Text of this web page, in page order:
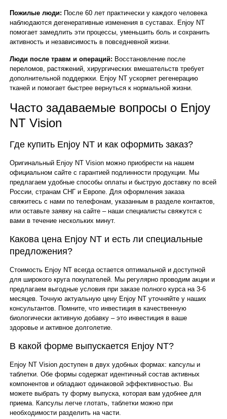
Пожилые люди: После 60 лет практически у каждого человека
наблюдаются дегенеративные изменения в суставах. Enjoy NT
помогает замедлить эти процессы, уменьшить боль и сохранить
активность и независимость в повседневной жизни.
Люди после травм и операций: Восстановление после
переломов, растяжений, хирургических вмешательств требует
дополнительной поддержки. Enjoy NT ускоряет регенерацию
тканей и помогает быстрее вернуться к нормальной жизни.
Часто задаваемые вопросы о Enjoy
NT Vision
Где купить Enjoy NT и как оформить заказ?
Оригинальный Enjoy NT Vision можно приобрести на нашем
официальном сайте с гарантией подлинности продукции. Мы
предлагаем удобные способы оплаты и быструю доставку по всей
России, странам СНГ и Европе. Для оформления заказа
свяжитесь с нами по телефонам, указанным в разделе контактов,
или оставьте заявку на сайте – наши специалисты свяжутся с
вами в течение нескольких минут.
Какова цена Enjoy NT и есть ли специальные
предложения?
Стоимость Enjoy NT всегда остается оптимальной и доступной
для широкого круга покупателей. Мы регулярно проводим акции и
предлагаем выгодные условия при заказе полного курса на 3-6
месяцев. Точную актуальную цену Enjoy NT уточняйте у наших
консультантов. Помните, что инвестиция в качественную
биологически активную добавку – это инвестиция в ваше
здоровье и активное долголетие.
В какой форме выпускается Enjoy NT?
Enjoy NT Vision доступен в двух удобных формах: капсулы и
таблетки. Обе формы содержат идентичный состав активных
компонентов и обладают одинаковой эффективностью. Вы
можете выбрать ту форму выпуска, которая вам удобнее для
приема. Капсулы легче глотать, таблетки можно при
необходимости разделить на части.